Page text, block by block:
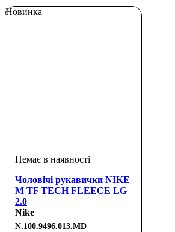
Новинка
Чоловічі рукавички NIKE
M TF TECH FLEECE LG
2.0
BLACK/BLACK/BLACK
M
Nike
N.100.9496.013.MD